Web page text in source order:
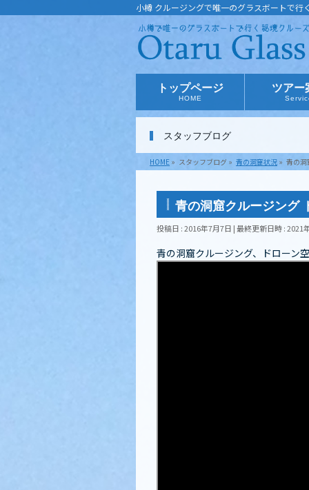
小樽 クルージングで唯一のグラスボートで
トップページ
HOME
ツアー
スタッフブログ
HOME » スタッフブログ » 青の洞窟状況 » 青の洞
青の洞窟クルージング
投稿日 : 2016年7月7日 最終更新日時 : 2021
青の洞窟クルージング、ドローン